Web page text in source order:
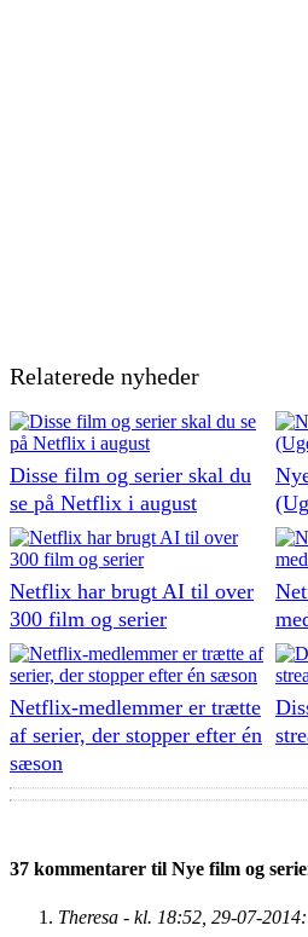
Relaterede nyheder
Disse film og serier skal du
se på Netflix i august
Netflix har brugt AI til over
300 film og serier
Netflix-medlemmer er trætte
af serier, der stopper efter én
sæson
37 kommentarer til Nye film og
Theresa - kl. 18:52, 29-07-2014: